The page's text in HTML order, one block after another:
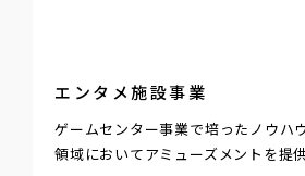
エンタメ施設事業
ゲームセンター事業で培ったノウハ
領域においてアミューズメントを提